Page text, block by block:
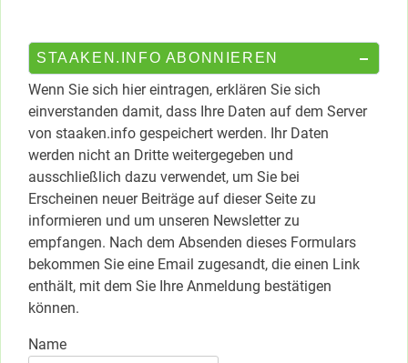
STAAKEN.INFO ABONNIEREN
Wenn Sie sich hier eintragen, erklären Sie sich
einverstanden damit, dass Ihre Daten auf dem Server
von staaken.info gespeichert werden. Ihr Daten
werden nicht an Dritte weitergegeben und
ausschließlich dazu verwendet, um Sie bei
Erscheinen neuer Beiträge auf dieser Seite zu
informieren und um unseren Newsletter zu
empfangen. Nach dem Absenden dieses Formulars
bekommen Sie eine Email zugesandt, die einen Link
enthält, mit dem Sie Ihre Anmeldung bestätigen
können.
Name